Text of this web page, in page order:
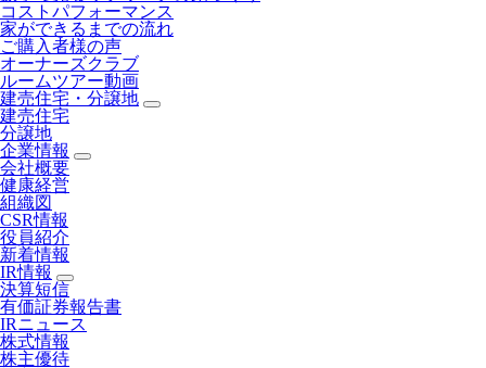
コストパフォーマンス
家ができるまでの流れ
ご購入者様の声
オーナーズクラブ
ルームツアー動画
建売住宅・分譲地
建売住宅
分譲地
企業情報
会社概要
健康経営
組織図
CSR情報
役員紹介
新着情報
IR情報
決算短信
有価証券報告書
IRニュース
株式情報
株主優待